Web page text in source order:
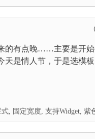
的有点晚……主要是开
天是情人节，于是选模
式, 固定宽度,支持Widget,紫